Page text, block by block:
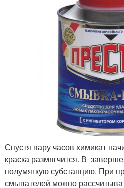
Спустя пару часов химикат
краска размягчится. В
полумягкую субстанцию. При
смывателей можно